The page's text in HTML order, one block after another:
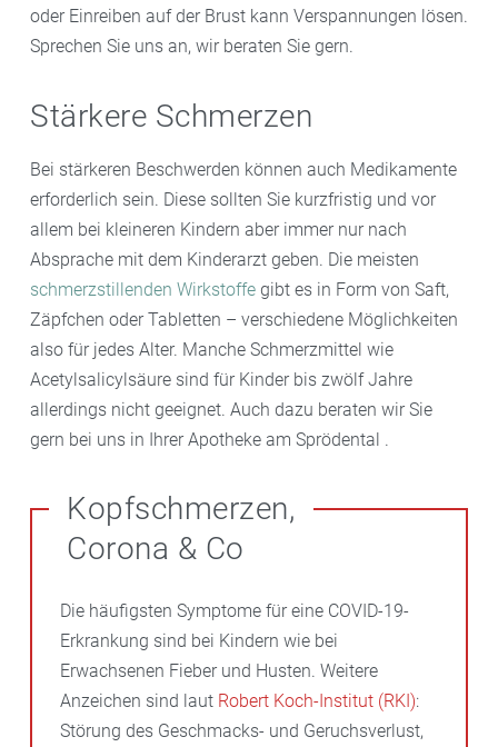
oder Einreiben auf der Brust kann Verspannungen lösen.
Sprechen Sie uns an, wir beraten Sie gern.
Stärkere Schmerzen
Bei stärkeren Beschwerden können auch Medikamente
erforderlich sein. Diese sollten Sie kurzfristig und vor
allem bei kleineren Kindern aber immer nur nach
Absprache mit dem Kinderarzt geben. Die meisten
schmerzstillenden Wirkstoffe gibt es in Form von Saft,
Zäpfchen oder Tabletten – verschiedene Möglichkeiten
also für jedes Alter. Manche Schmerzmittel wie
Acetylsalicylsäure sind für Kinder bis zwölf Jahre
allerdings nicht geeignet. Auch dazu beraten wir Sie
gern bei uns in Ihrer Apotheke am Sprödental .
Kopfschmerzen,
Corona & Co
Die häufigsten Symptome für eine COVID-19-
Erkrankung sind bei Kindern wie bei
Erwachsenen Fieber und Husten. Weitere
Anzeichen sind laut Robert Koch-Institut (RKI):
Störung des Geschmacks- und Geruchsverlust,